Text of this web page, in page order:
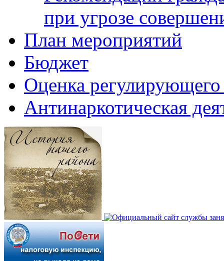
при угрозе
План мероприятий
Бюджет
Оценка регулирующего
Антинаркотическая